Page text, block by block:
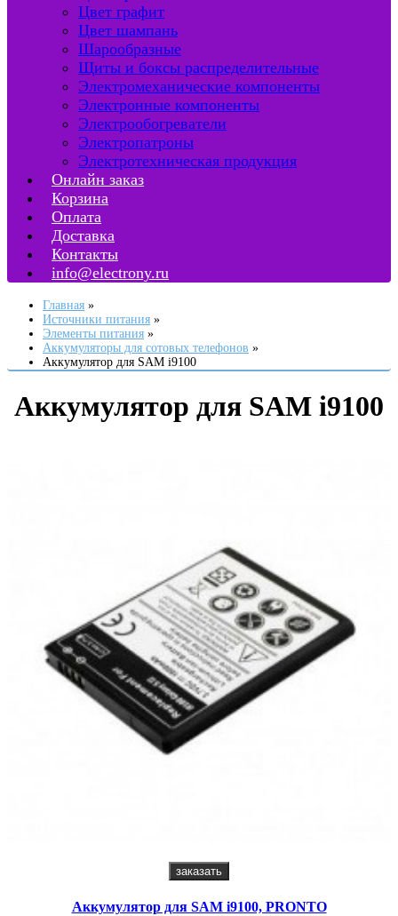
Цвет графит
Цвет шампань
Шарообразные
Щиты и боксы распределительные
Электромеханические компоненты
Электронные компоненты
Электрообогреватели
Электропатроны
Электротехническая продукция
Онлайн заказ
Корзина
Оплата
Доставка
Контакты
info@electrony.ru
Главная
Источники питания
Элементы питания
Аккумуляторы для сотовых телефонов
Аккумулятор для SAM i9100
Аккумулятор для SAM i9100
заказать
Аккумулятор для SAM i9100, PRONTO